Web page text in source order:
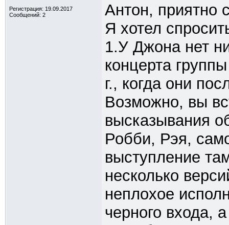
Регистрация: 19.09.2017
Сообщений: 2
Антон, приятно
Я хотел
1.У Джона нет
концерта
г., когда они
Возможно, вы
высказывания
Робби, Рэя,
выступление
несколько
неплохое
черного входа,